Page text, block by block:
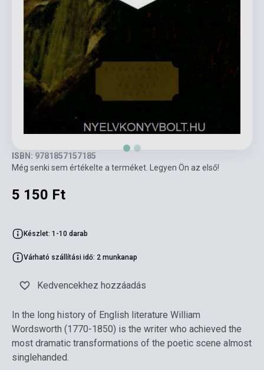
ISBN: 9781857157185
Még senki sem értékelte a terméket. Legyen Ön az első!
5 150 Ft
Készlet: 1-10 darab
Várható szállítási idő: 2 munkanap
Kedvencekhez hozzáadás
In the long history of English literature William
Wordsworth (1770-1850) is the writer who achieved the
most dramatic transformations of the poetic scene almost
singlehanded.